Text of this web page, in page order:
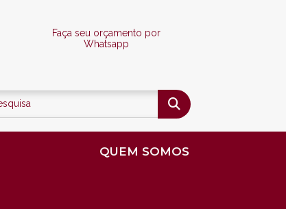
Faça seu orçamento por
Whatsapp
QUEM SOMOS